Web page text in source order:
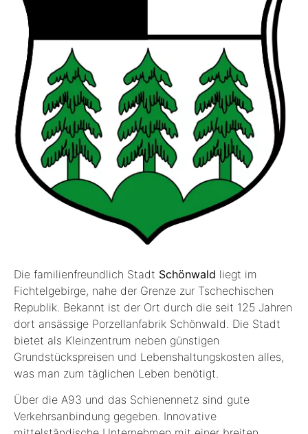
Die familienfreundlich Stadt Schönwald liegt im
Fichtelgebirge, nahe der Grenze zur Tschechischen
Republik. Bekannt ist der Ort durch die seit 125 Jahren
dort ansässige Porzellanfabrik Schönwald. Die Stadt
bietet als Kleinzentrum neben günstigen
Grundstückspreisen und Lebenshaltungskosten alles,
was man zum täglichen Leben benötigt.
Über die A93 und das Schienennetz sind gute
Verkehrsanbindung gegeben. Innovative